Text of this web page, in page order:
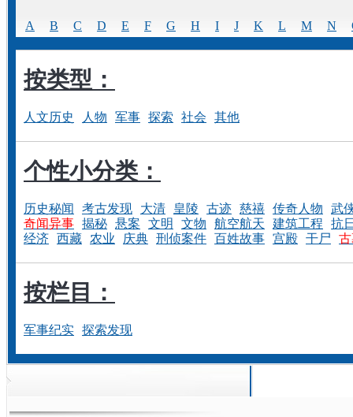
A B C D E F G H I J K L M N
按类型：
人文历史 人物 军事 探索 社会 其他
个性小分类：
历史秘闻 考古发现 大清 皇陵 古迹 慈禧 传奇人物
武
奇闻异事 揭秘 悬案 文明 文物 航空航天 建筑工程
抗
经济 西藏 农业 庆典 刑侦案件 百姓故事 宫殿 干尸
按栏目：
军事纪实 探索发现